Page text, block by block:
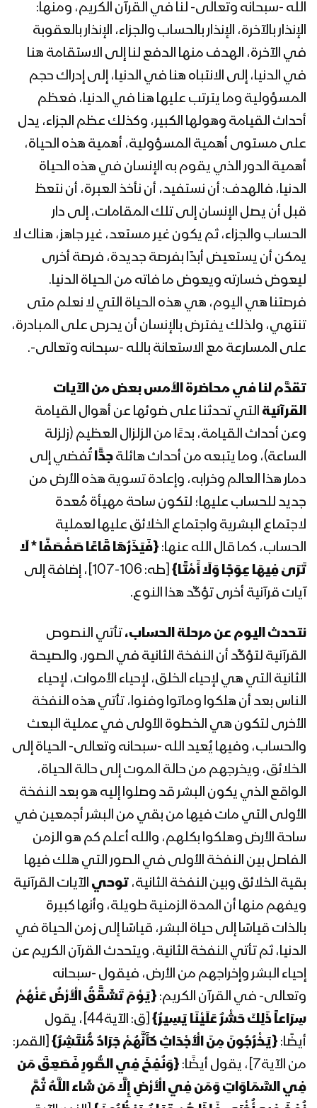
رمضان 1444هـ
المحاضرة الرمضانية الرابعة عشرة للسيد
القائد عبدالملك بدرالدين الحوثي 15
رمضان 1444هـ
المحاضرة الرمضانية الثالثة عشرة للسيد
القائد عبدالملك بدرالدين الحوثي 14
المحاضرة الرمضانية الثانية عشرة للسيد
القائد عبدالملك بدرالدين الحوثي 13
رمضان 1444هـ
المحاضرة الرمضانية الحادية عشرة للسيد
القائد عبدالملك بدرالدين الحوثي 12
المحاضرة الرمضانية العاشرة للسيد القائد
عبدالملك بدرالدين الحوثي 11 رمضان
المحاضرة الرمضانية التاسعة للسيد القائد
1444هـ
المحاضرة الرمضانية الثامنة للسيد القائد
عبدالملك بدرالدين الحوثي 9 رمضان
1444هـ
المحاضرة الرمضانية السابعة للسيد القائد
عبدالملك بدرالدين الحوثي 8 رمضان
1444هـ
عبدالملك بدرالدين الحوثي 7 رمضان
1444هـ
المحاضرة الرمضانية الخامسة للسيد القائد
عبدالملك بدرالدين الحوثي 6 رمضان
1444هـ
المحاضرة الرمضانية الرابعة للسيد القائد
1444هـ
المحاضرة الرمضانية الثالثة للسيد القائد
عبدالملك بدرالدين الحوثي 4 رمضان
1444هـ
المحاضرة الرمضانية الثانية للسيد القائد
عبدالملك بدرالدين الحوثي 2 رمضان
1444هـ
المحاضرة الرمضانية الأولى للسيد القائد
عبدالملك بدرالدين الحوثي 1 رمضان
1444هـ
المحاضرة الرمضانية الثامنة والعشرون
للسيد عبدالملك بدرالدين الحوثي 29
الله -سبحانه وتعالى- لنا في القرآن الكريم، ومنها:
الإنذار بالآخرة، الإنذار بالحساب والجزاء، الإنذار بالعقوبة
في الآخرة، الهدف منها الدفع لنا إلى الاستقامة هنا
في الدنيا، إلى الانتباه هنا في الدنيا، إلى إدراك حجم
المسؤولية وما يترتب عليها هنا في الدنيا، فعظم
أحداث القيامة وهولها الكبير، وكذلك عظم الجزاء، يدل
على مستوى أهمية المسؤولية، أهمية هذه الحياة،
أهمية الدور الذي يقوم به الإنسان في هذه الحياة
الدنيا، فالهدف: أن نستفيد، أن نأخذ العبرة، أن نتعظ
قبل أن يصل الإنسان إلى تلك المقامات، إلى دار
الحساب والجزاء، ثم يكون غير مستعد، غير جاهز، هناك لا
يمكن أن يستعيض أبدًا بفرصة جديدة، فرصة أخرى
ليعوض خسارته ويعوض ما فاته من الحياة الدنيا.
فرصتنا هي اليوم، هي هذه الحياة التي لا نعلم متى
تنتهي، ولذلك يفترض بالإنسان أن يحرص على المبادرة،
على المسارعة مع الاستعانة بالله -سبحانه وتعالى-.
تقدَّم لنا في محاضرة الأمس بعض من الآيات
القرآنية التي تحدثنا على ضوئها عن أهوال القيامة
وعن أحداث القيامة، بدءًا من الزلزال العظيم (زلزلة
الساعة)، وما يتبعه من أحداث هائلة جدًّا تُفضي إلى
دمار هذا العالم وخرابه، وإعادة تسوية هذه الأرض من
جديد للحساب عليها؛ لتكون ساحة مهيأة مُعدة
لاجتماع البشرية واجتماع الخلائق عليها لعملية
الحساب، كما قال الله عنها: {فَيَذَرُهَا قَاعًا صَفْصَفًا * لَا
تَرَىٰ فِيهَا عِوَجًا وَلَا أَمْتًا}
[طه: 106-107]، إضافة إلى
آيات قرآنية أخرى تؤكِّد هذا النوع.
نتحدث اليوم عن مرحلة الحساب، تأتي النصوص
القرآنية لتؤكِّد أن النفخة الثانية في الصور، والصيحة
الثانية التي هي لإحياء الخلق، لإحياء الأموات، لإحياء
الناس بعد أن هلكوا وماتوا وفنوا، تأتي هذه النفخة
الأخرى لتكون هي الخطوة الأولى في عملية البعث
والحساب، وفيها يُعيد الله -سبحانه وتعالى- الحياة إلى
الخلائق، ويخرجهم من حالة الموت إلى حالة الحياة،
الواقع الذي يكون البشر قد وصلوا إليه هو بعد النفخة
الأولى التي مات فيها من بقي من البشر أجمعين في
ساحة الأرض وهلكوا بكلهم، والله أعلم كم هو الزمن
الفاصل بين النفخة الأولى في الصور التي هلك فيها
بقية الخلائق وبين النفخة الثانية، توحي الآيات القرآنية
ويفهم منها أن المدة الزمنية طويلة، وأنها كبيرة
بالذات قياسًا إلى حياة البشر، قياسًا إلى زمن الحياة في
الدنيا، ثم تأتي النفخة الثانية، ويتحدث القرآن الكريم عن
إحياء البشر وإخراجهم من الأرض، فيقول -سبحانه
وتعالى- في القرآن الكريم: {يَوْمَ تَشَقَّقُ الْأَرْضُ عَنْهُمْ
سِرَاعاً ذَلِكَ حَشْرٌ عَلَيْنَا يَسِيرٌ}
[ق: الآية44]، يقول
أيضًا: {يَخْرُجُونَ مِنَ الْأَجْدَاثِ كَأَنَّهُمْ جَرَادٌ مُّنتَشِرٌ} [القمر:
من الآية7]، يقول أيضًا:
{وَنُفِخَ فِي الصُّورِ فَصَعِقَ مَن
فِي السَّمَاوَاتِ وَمَن فِي الْأَرْضِ إِلَّا مَن شَاء اللَّهُ ثُمَّ